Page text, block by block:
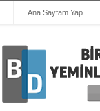
Ana Sayfam Yap